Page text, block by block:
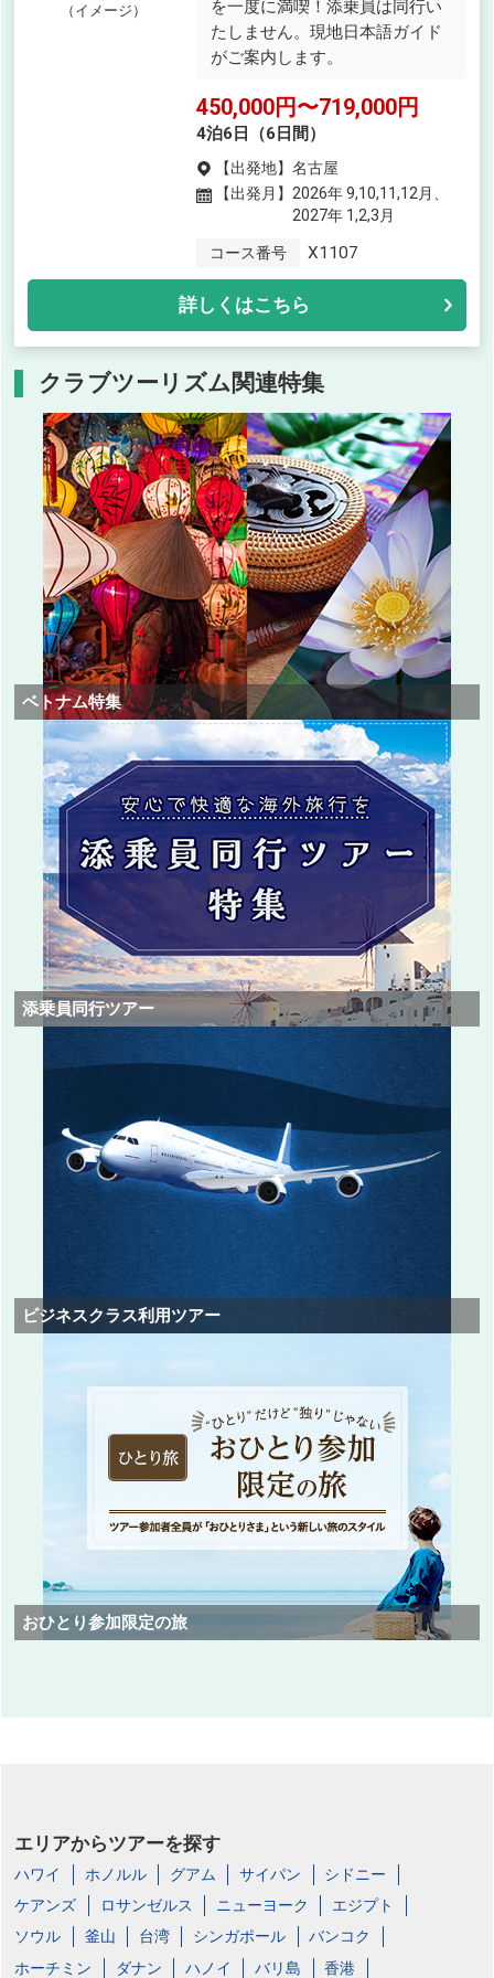
（イメージ）
を一度に満喫！添乗員は同行い
たしません。現地日本語ガイド
がご案内します。
450,000円〜719,000円
4泊6日（6日間）
【出発地】 名古屋
【出発月】 2026年 9,10,11,12月、
2027年 1,2,3月
コース番号 X1107
詳しくはこちら
クラブツーリズム関連特集
ベトナム特集
添乗員同行ツアー
ビジネスクラス利用ツアー
おひとり参加限定の旅
エリアからツアーを探す
ハワイ ホノルル グアム サイパン
シドニー
ケアンズ
ロサンゼルス ニューヨーク
エジプト
ソウル
釜山 台湾 シンガポール
バンコク
ホーチミン
ダナン ハノイ バリ島 香港